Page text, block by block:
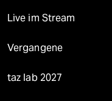
Live im Stream
Vergangene
taz lab 2027